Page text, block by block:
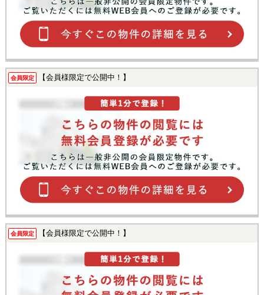
会員限定 【会員様限定で公開中！】
会員限定 【会員様限定で公開中！】